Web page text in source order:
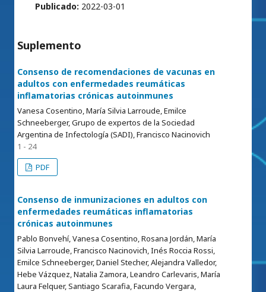
Publicado: 2022-03-01
Suplemento
Consenso de recomendaciones de vacunas en
adultos con enfermedades reumáticas
inflamatorias crónicas autoinmunes
Vanesa Cosentino, María Silvia Larroude, Emilce
Schneeberger, Grupo de expertos de la Sociedad
Argentina de Infectología (SADI), Francisco Nacinovich
1 - 24
PDF
Consenso de inmunizaciones en adultos con
enfermedades reumáticas inflamatorias
crónicas autoinmunes
Pablo Bonvehí, Vanesa Cosentino, Rosana Jordán, María
Silvia Larroude, Francisco Nacinovich, Inés Roccia Rossi,
Emilce Schneeberger, Daniel Stecher, Alejandra Valledor,
Hebe Vázquez, Natalia Zamora, Leandro Carlevaris, María
Laura Felquer, Santiago Scarafia, Facundo Vergara,